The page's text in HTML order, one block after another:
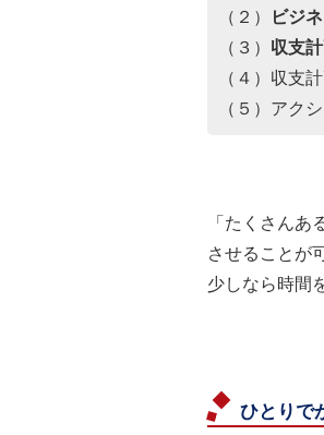
（２）
ビジ
（３） 収支
（４）収支
（５）アク
「たくさんあ
させることが
少しなら時間
ひとりで